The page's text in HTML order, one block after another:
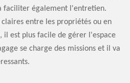
faciliter également l'entretien.
entre les propriétés ou en
il est plus facile de gérer l'espace
se charge des missions et il va